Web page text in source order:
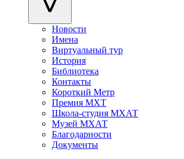
Новости
Имена
Виртуальный тур
История
Библиотека
Контакты
Короткий Метр
Премия МХТ
Школа-студия МХАТ
Музей МХАТ
Благодарности
Документы